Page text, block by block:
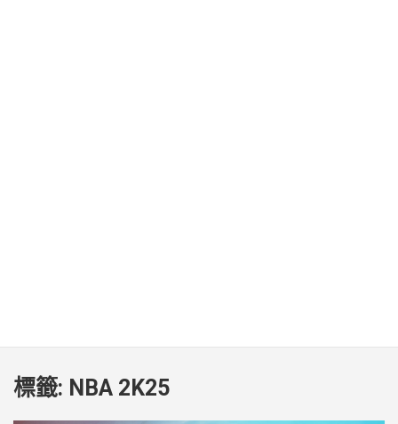
標籤: NBA 2K25